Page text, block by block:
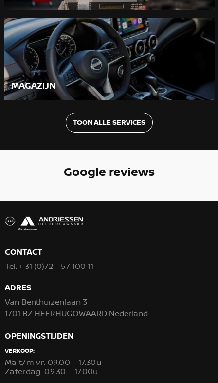
MAGAZIJN
TOON ALLE SERVICES
Google reviews
CONTACT
Tel:+ 31 (0)72 – 57 100 11
ADRES
Van Benthuizenlaan 3
1701 BZ HEERHUGOWAARD Nederland
OPENINGSTIJDEN
VERKOOP:
Ma t/m vr: 09.00 – 17.30u
Zaterdag: 09.30 – 17.00u